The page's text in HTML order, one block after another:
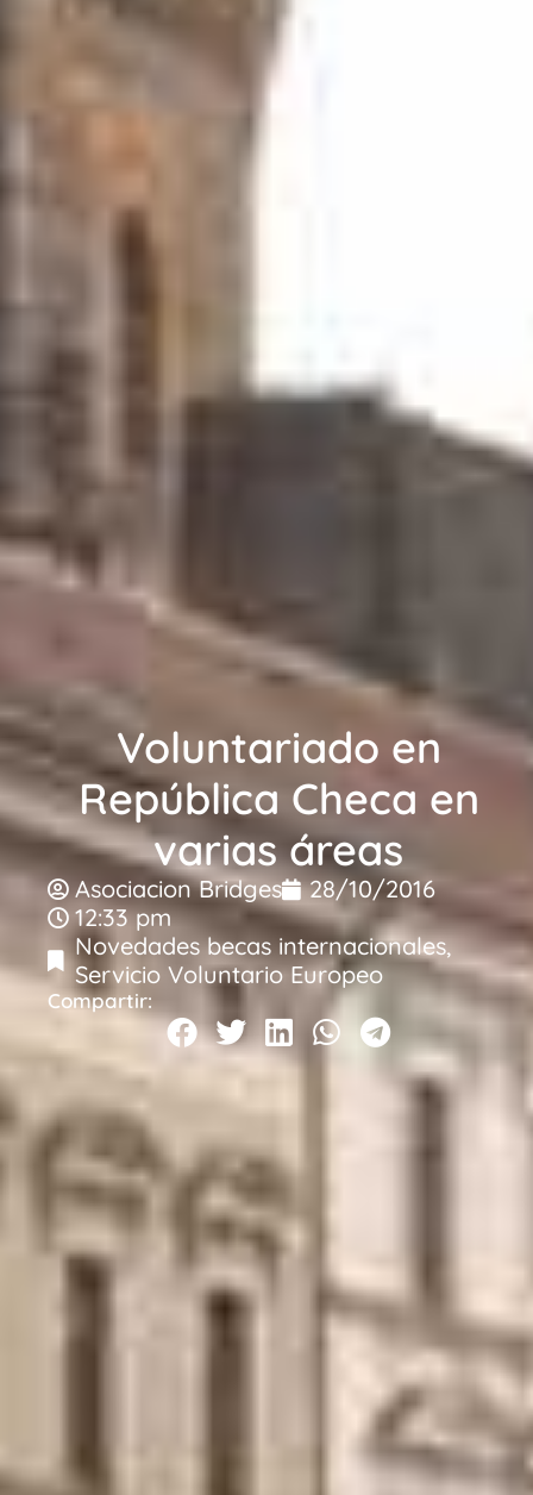
Voluntariado en
República Checa en
varias áreas
Asociacion Bridges
28/10/2016
12:33 pm
Novedades becas internacionales,
Servicio Voluntario Europeo
Compartir: